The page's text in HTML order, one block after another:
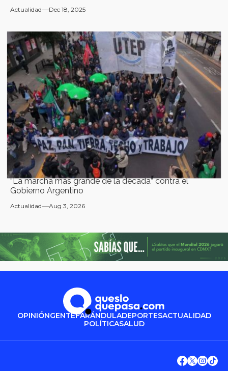
Actualidad Dec 18, 2025
“La marcha más grande de la década” contra el
Gobierno Argentino
Actualidad Aug 3, 2026
OPINIÓNGENTEFARÁNDULADEPORTESACTUALIDAD
POLÍTICASALUD